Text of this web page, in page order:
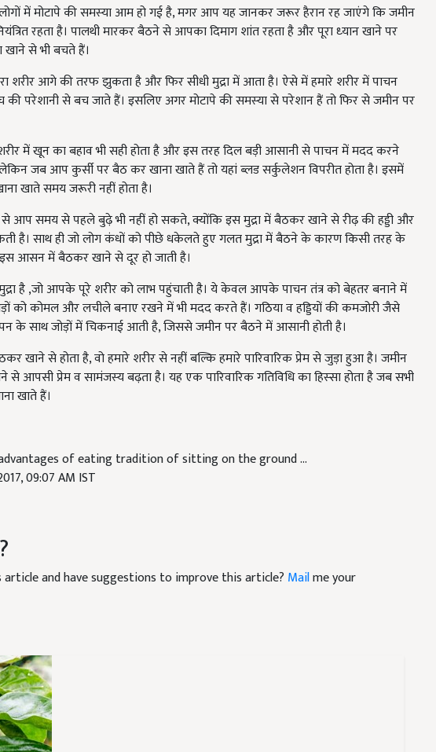
में मोटापे की समस्‍या आम हो गई है, मगर आप यह जानकर जरूर हैरान रह जाएंगे कि जमीन
रहता है। पालथी मारकर बैठने से आपका दिमाग शांत रहता है और पूरा ध्‍यान खाने पर
से भी बचते हैं।
शरीर आगे की तरफ झुकता है और फिर सीधी मुद्रा में आता है। ऐसे में हमारे शरीर में पाचन
की परेशानी से बच जाते हैं। इसलिए अगर मोटापे की समस्‍या से परेशान हैं तो फिर से जमीन पर
में खून का बहाव भी सही होता है और इस तरह दिल बड़ी आसानी से पाचन में मदद करने
जब आप कुर्सी पर बैठ कर खाना खाते हैं तो यहां ब्लड सर्कुलेशन विपरीत होता है। इसमें
खाते समय जरूरी नहीं होता है।
आप समय से पहले बुढ़े भी नहीं हो सकते, क्योंकि इस मुद्रा में बैठकर खाने से रीढ़ की हड्डी और
है। साथ ही जो लोग कंधों को पीछे धकेलते हुए गलत मुद्रा में बैठने के कारण किसी तरह के
इस आसन में बैठकर खाने से दूर हो जाती है।
है ,जो आपके पूरे शरीर को लाभ पहुंचाती है। ये केवल आपके पाचन तंत्र को बेहतर बनाने में
को कोमल और लचीले बनाए रखने में भी मदद करते हैं। गठिया व हड्डियों की कमजोरी जैसे
के साथ जोड़ों में चिकनाई आती है, जिससे जमीन पर बैठने में आसानी होती है।
खाने से होता है, वो हमारे शरीर से नहीं बल्कि हमारे पारिवारिक प्रेम से जुड़ा हुआ है। जमीन
आपसी प्रेम व सामंजस्‍य बढ़ता है। यह एक पारिवारिक गतिविधि का हिस्‍सा होता है जब सभी
खाते हैं।
of eating tradition of sitting on the ground ...
09:07 AM IST
article and have suggestions to improve this article? Mailme your